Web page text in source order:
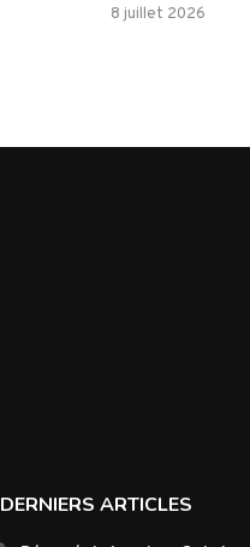
8 juillet 2026
DERNIERS ARTICLES